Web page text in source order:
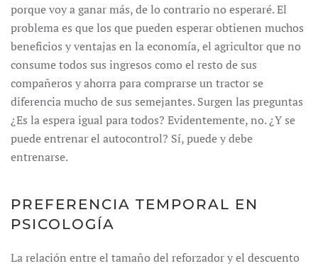
porque voy a ganar más, de lo contrario no esperaré. El
problema es que los que pueden esperar obtienen muchos
beneficios y ventajas en la economía, el agricultor que no
consume todos sus ingresos como el resto de sus
compañeros y ahorra para comprarse un tractor se
diferencia mucho de sus semejantes. Surgen las preguntas
¿Es la espera igual para todos? Evidentemente, no. ¿Y se
puede entrenar el autocontrol? Sí, puede y debe
entrenarse.
PREFERENCIA TEMPORAL EN
PSICOLOGÍA
La relación entre el tamaño del reforzador y el descuento